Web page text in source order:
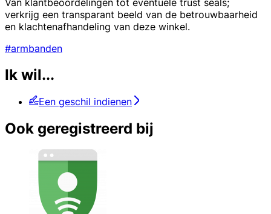
verkrijg een transparant beeld van de betrouwbaarheid
en klachtenafhandeling van deze winkel.
#armbanden
Ik wil...
Een geschil indienen
Ook geregistreerd bij